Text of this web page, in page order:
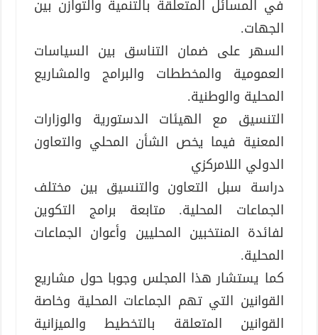
في المسائل المتعلقة بالتنمية والتوازن بين
الجهات.
السهر على ضمان التناسق بين السياسات
العمومية والمخططات والبرامج والمشاريع
المحلية والوطنية.
التنسيق مع الهيئات الدستورية والوزارات
المعنية فيما يخص الشأن المحلي والتعاون
الدولي اللامركزي
دراسة سبل التعاون والتنسيق بين مختلف
الجماعات المحلية. متابعة برامج التكوين
لفائدة المنتخبين المحليين وأعوان الجماعات
المحلية.
كما يستشار هذا المجلس وجوبا حول مشاريع
القوانين التي تهم الجماعات المحلية وخاصة
القوانين المتعلقة بالتخطيط والميزانية